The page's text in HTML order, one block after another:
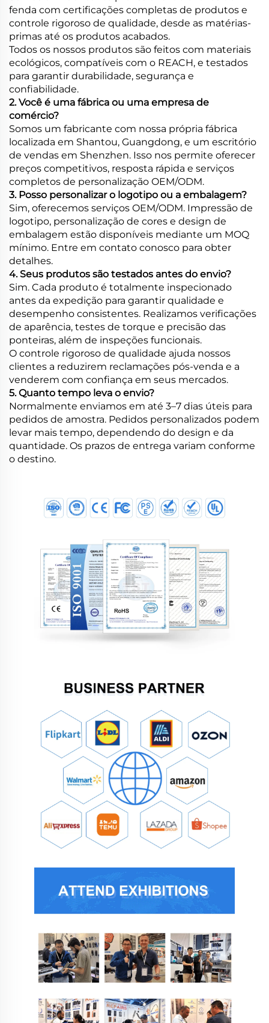
fenda com certificações completas de produtos e
controle rigoroso de qualidade, desde as matérias-
primas até os produtos acabados.
Todos os nossos produtos são feitos com materiais
ecológicos, compatíveis com o REACH, e testados
para garantir durabilidade, segurança e
confiabilidade.
2. Você é uma fábrica ou uma empresa de
comércio?
Somos um fabricante com nossa própria fábrica
localizada em Shantou, Guangdong, e um escritório
de vendas em Shenzhen. Isso nos permite oferecer
preços competitivos, resposta rápida e serviços
completos de personalização OEM/ODM.
3. Posso personalizar o logotipo ou a embalagem?
Sim, oferecemos serviços OEM/ODM. Impressão de
logotipo, personalização de cores e design de
embalagem estão disponíveis mediante um MOQ
mínimo. Entre em contato conosco para obter
detalhes.
4. Seus produtos são testados antes do envio?
Sim. Cada produto é totalmente inspecionado
antes da expedição para garantir qualidade e
desempenho consistentes. Realizamos verificações
de aparência, testes de torque e precisão das
ponteiras, além de inspeções funcionais.
O controle rigoroso de qualidade ajuda nossos
clientes a reduzirem reclamações pós-venda e a
venderem com confiança em seus mercados.
5. Quanto tempo leva o envio?
Normalmente enviamos em até 3–7 dias úteis para
pedidos de amostra. Pedidos personalizados podem
levar mais tempo, dependendo do design e da
quantidade. Os prazos de entrega variam conforme
o destino.